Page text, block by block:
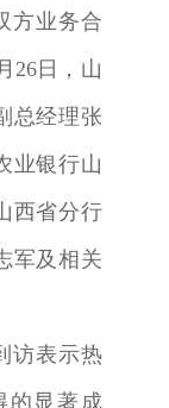
方业务合
26日，山
总经理张
业银行山
西省分行
军及相关
访表示热
的显著成